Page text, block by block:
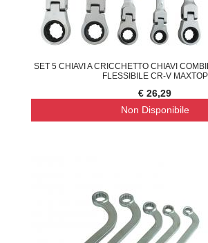
SET 5 CHIAVI A CRICCHETTO CHIAVI
FLESSIBILE CR-V MAXTOP
€ 26,29
Non Disponibile